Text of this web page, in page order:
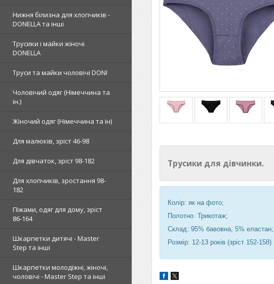
Нижня білизна для хлопчиків -
DONELLA та інші
Трусики і майки жіночі
DONELLA
Труси та майки чоловічі DONI
Чоловічий одяг (Німеччина та
ін.)
Жіночий одяг (Німеччина та ін)
Для малюків, зріст 46-98
Для дівчаток, зріст 98-182
Для хлопчиків, зростання 98-
182
Піжами, одяг для дому, зріст
86-164
Шкарпетки дитячі - Master
Step та інші
Шкарпетки молодіжні, жіночі,
чоловічі - Master Step та інші
Трусики для дівчинки.
Колір: як на фото;
Полотно: Трикотаж;
Склад: 95% бавовна, 5% еластан;
Розмір: 12-13 років (зріст 152-158)